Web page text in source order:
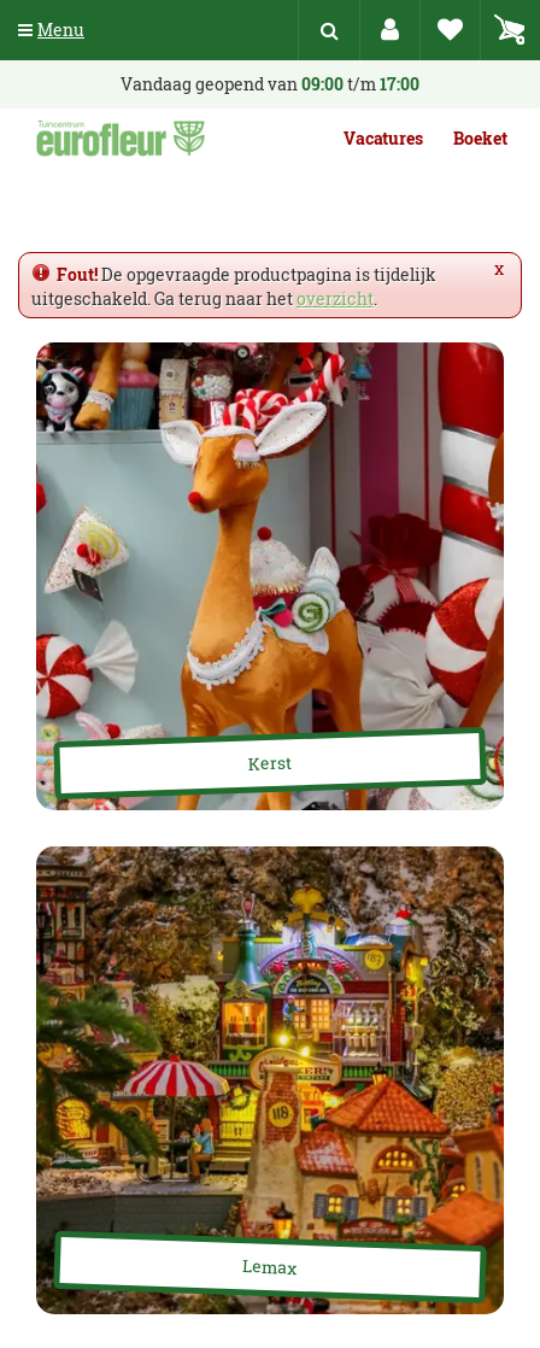
n
Vandaag geopend van09:00t/m17:00
Vacatures Boeket
x
Fout!De opgevraagde productpagina is tijdelijk
uitgeschakeld. Ga terug naar hetoverzicht.
Kerst
Lemax
Menu